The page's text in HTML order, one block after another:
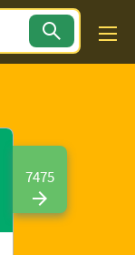
7475